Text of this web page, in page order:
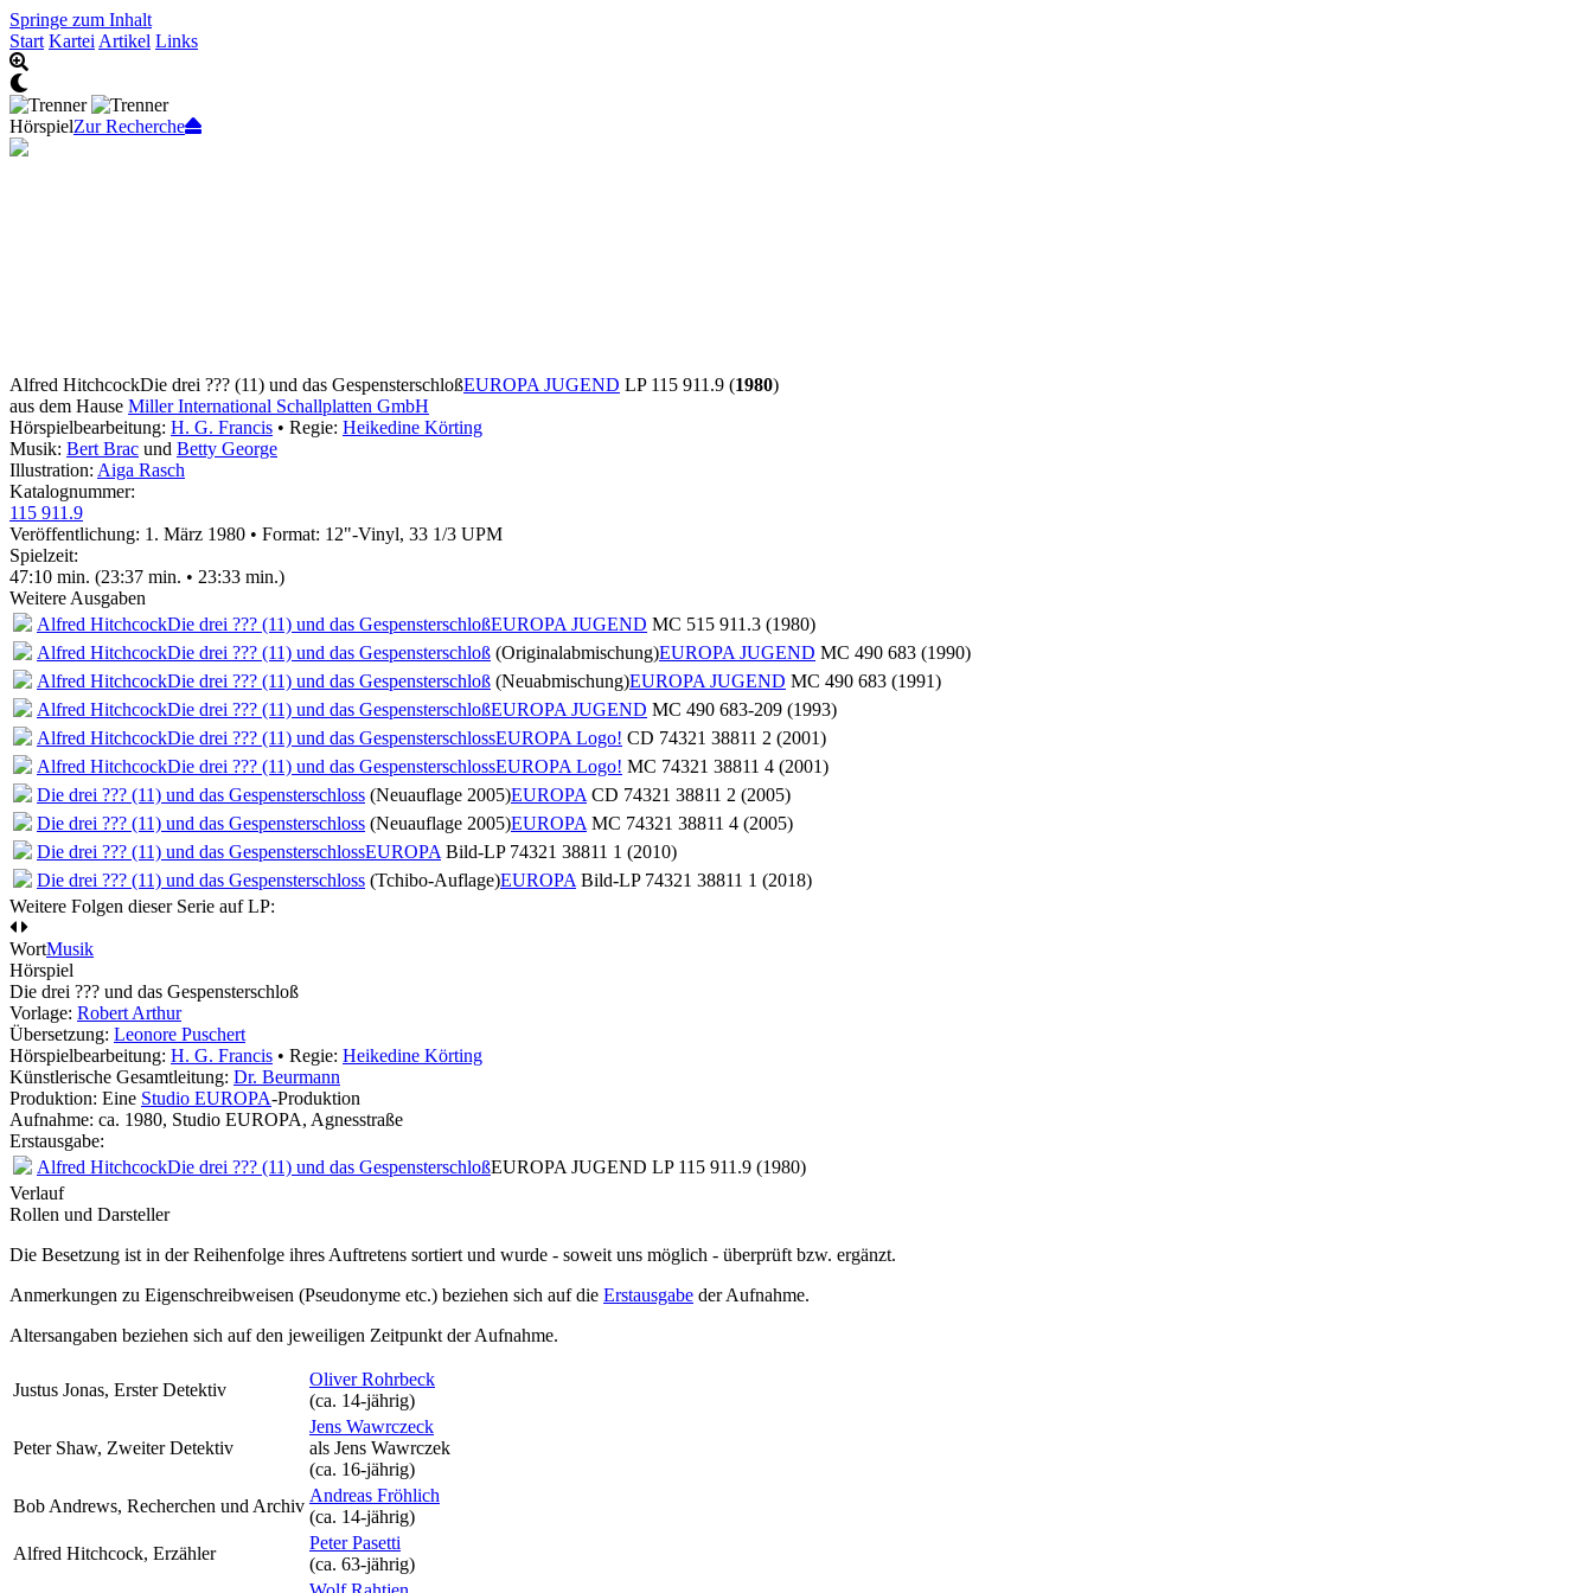
Springe zum Inhalt
Start Kartei Artikel Links
HörspielZur Recherche
Alfred HitchcockDie drei ??? (11) und das GespensterschloßEUROPA JUGEND LP 115 911.9 (1980)
aus dem Hause Miller International Schallplatten GmbH
Hörspielbearbeitung: H. G. Francis • Regie: Heikedine Körting
Musik: Bert Brac und Betty George
Illustration: Aiga Rasch
Katalognummer:
115 911.9
Veröffentlichung: 1. März 1980 • Format: 12"-Vinyl, 33 1/3 UPM
Spielzeit:
47:10 min. (23:37 min. • 23:33 min.)
Weitere Ausgaben
Alfred HitchcockDie drei ??? (11) und das GespensterschloßEUROPA JUGEND MC 515 911.3 (1980)
Alfred HitchcockDie drei ??? (11) und das Gespensterschloß (Originalabmischung)EUROPA JUGEND MC 490 683 (1990)
Alfred HitchcockDie drei ??? (11) und das Gespensterschloß (Neuabmischung)EUROPA JUGEND MC 490 683 (1991)
Alfred HitchcockDie drei ??? (11) und das GespensterschloßEUROPA JUGEND MC 490 683-209 (1993)
Alfred HitchcockDie drei ??? (11) und das GespensterschlossEUROPA Logo! CD 74321 38811 2 (2001)
Alfred HitchcockDie drei ??? (11) und das GespensterschlossEUROPA Logo! MC 74321 38811 4 (2001)
Die drei ??? (11) und das Gespensterschloss (Neuauflage 2005)EUROPA CD 74321 38811 2 (2005)
Die drei ??? (11) und das Gespensterschloss (Neuauflage 2005)EUROPA MC 74321 38811 4 (2005)
Die drei ??? (11) und das GespensterschlossEUROPA Bild-LP 74321 38811 1 (2010)
Die drei ??? (11) und das Gespensterschloss (Tchibo-Auflage)EUROPA Bild-LP 74321 38811 1 (2018)
Weitere Folgen dieser Serie auf LP:
WortMusik
Hörspiel
Die drei ??? und das Gespensterschloß
Vorlage: Robert Arthur
Übersetzung: Leonore Puschert
Hörspielbearbeitung: H. G. Francis • Regie: Heikedine Körting
Künstlerische Gesamtleitung: Dr. Beurmann
Produktion: Eine Studio EUROPA-Produktion
Aufnahme: ca. 1980, Studio EUROPA, Agnesstraße
Erstausgabe:
Alfred HitchcockDie drei ??? (11) und das GespensterschloßEUROPA JUGEND LP 115 911.9 (1980)
Verlauf
Rollen und Darsteller
Die Besetzung ist in derReihenfolge ihres Auftretens sortiert und wurde - soweit uns möglich - überprüft bzw. ergänzt.
Anmerkungen zu Eigenschreibweisen (Pseudonyme etc.) beziehen sich auf die Erstausgabe der Aufnahme.
Altersangaben beziehen sich auf den jeweiligen Zeitpunkt der Aufnahme.
Justus Jonas, Erster Detektiv
Oliver Rohrbeck
(ca. 14‑jährig)
Peter Shaw, Zweiter Detektiv
Jens Wawrczeck
als Jens Wawrczek
(ca. 16‑jährig)
Bob Andrews, Recherchen und Archiv
Andreas Fröhlich
(ca. 14‑jährig)
Alfred Hitchcock, Erzähler
Peter Pasetti
(ca. 63‑jährig)